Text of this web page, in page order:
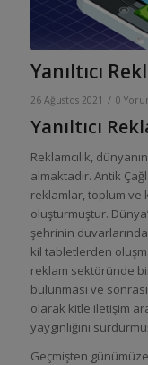
Yanıltıcı
26 Ağustos 2021 / 0
Yanıltıcı
Reklamcılık,
almaktadır. Antik
reklamlar, toplum ve
oluşturmuştur.
şehrinin
kil tabletlerden
reklam sektöründe
bulunması ve
olarak kitle iletişim
yaygınlığını
Geçmişten